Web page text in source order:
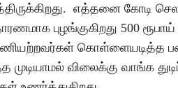
எத்தனை கோடி
புழங்குகிறது 500
கொள்ளையடித்த
விலைக்கு வாங்க